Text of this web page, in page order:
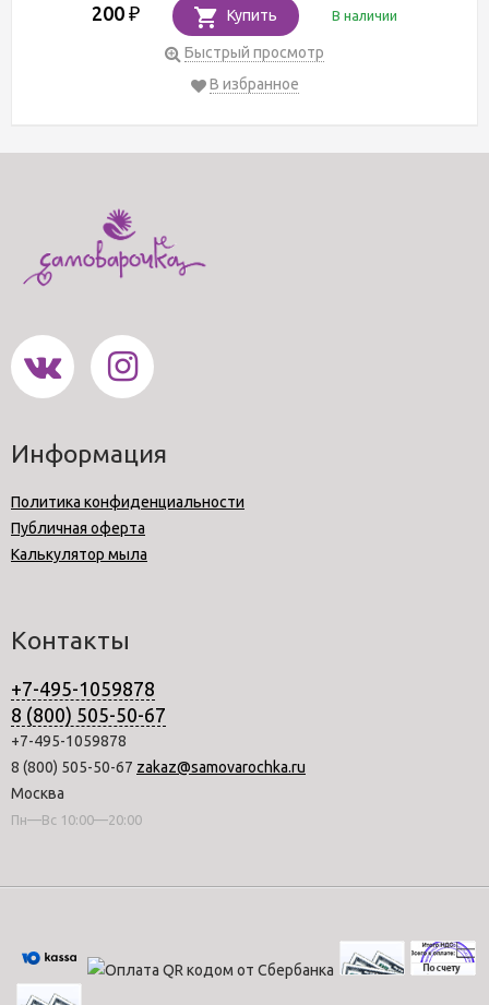
200 ₽ Купить В наличии
Быстрый просмотр
В избранное
Информация
Политика конфиденциальности
Публичная оферта
Калькулятор мыла
Контакты
+7-495-1059878
8 (800) 505-50-67
+7-495-1059878
8 (800) 505-50-67 zakaz@samovarochka.ru
Москва
Пн—Вс 10:00—20:00